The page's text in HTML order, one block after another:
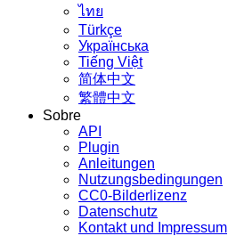
ไทย
Türkçe
Українська
Tiếng Việt
简体中文
繁體中文
Sobre
API
Plugin
Anleitungen
Nutzungsbedingungen
CC0-Bilderlizenz
Datenschutz
Kontakt und Impressum